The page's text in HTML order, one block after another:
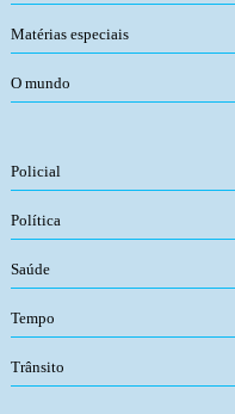
Matérias especiais
O mundo
Policial
Política
Saúde
Tempo
Trânsito